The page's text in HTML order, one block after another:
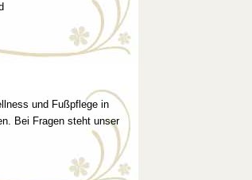
und Fußpflege in
Bei Fragen steht unser